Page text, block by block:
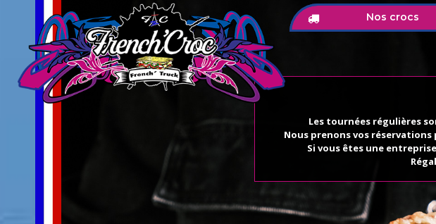
Les tournées régulières
Nous prenons vos réservations
Si vous êtes une
Nos crocs